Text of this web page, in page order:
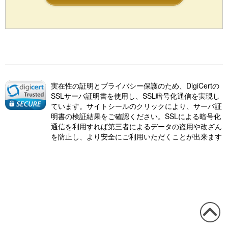
実在性の証明とプライバシー保護のため、DigiCertの
SSLサーバ証明書を使用し、SSL暗号化通信を実現し
ています。サイトシールのクリックにより、サーバ証
明書の検証結果をご確認ください。SSLによる暗号化
通信を利用すれば第三者によるデータの盗用や改ざん
を防止し、より安全にご利用いただくことが出来ます